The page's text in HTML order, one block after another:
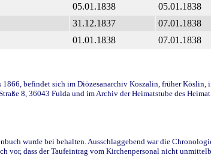
05.01.1838 05.01.1838
31.12.1837 07.01.1838
01.01.1838 07.01.1838
befindet sich im Diözesanarchiv Koszalin, früher
8, 36043 Fulda und im Archiv der Heimatstube des
wurde bei behalten. Ausschlaggebend war die
vor, dass der Taufeintrag vom Kirchenpersonal nicht